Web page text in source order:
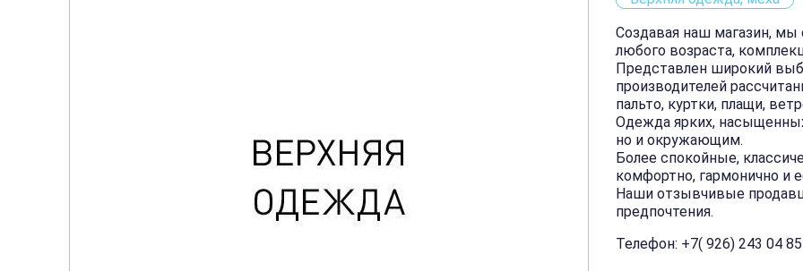
Создавая наш магазин, мы
любого возраста,
Представлен широкий
производителей
пальто, куртки, плащи,
Одежда ярких,
но и окружающим.
Более спокойные,
комфортно, гармонично и
Наши отзывчивые
предпочтения.
Телефон: +7( 926) 243 04 85